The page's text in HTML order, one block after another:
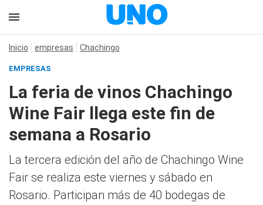
Inicio empresas Chachingo
EMPRESAS
La feria de vinos Chachingo
Wine Fair llega este fin de
semana a Rosario
La tercera edición del año de Chachingo Wine
Fair se realiza este viernes y sábado en
Rosario. Participan más de 40 bodegas de